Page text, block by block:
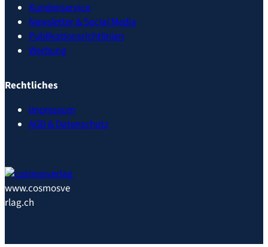
Kundenservice
Newsletter & Social Media
Publikationsrichtlinien
Werbung
Rechtliches
Impressum
AGB & Datenschutz
www.cosmosve
rlag.ch